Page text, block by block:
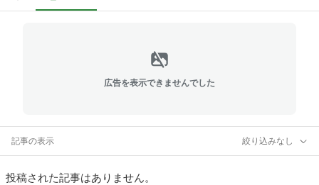
広告を表示できませんでした
記事の表示 絞り込みなし
投稿された記事はありません。